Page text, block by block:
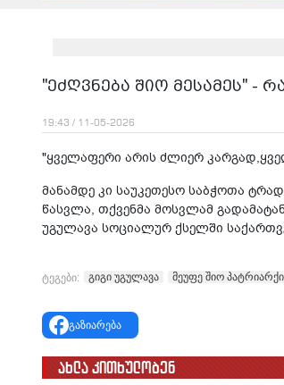
"ეძღვნება შიო მესამეს" -
19:43 / 11-05-2026
"ყველაფერი არის ძლიერ
მანამდე კი საუკეთესო საბჭოთა
წასვლა, თქვენმა მოსვლამ
უგულავა სოციალურ ქსელში
ტეგები: გიგი უგულავა მეუფე შიო პატრიარქი
გაზიარება
ახლა კითხულობენ